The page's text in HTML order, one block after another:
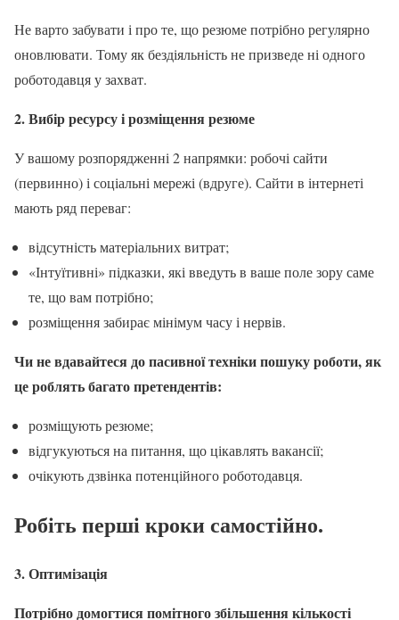
Не варто забувати і про те, що резюме потрібно регулярно
оновлювати. Тому як бездіяльність не призведе ні одного
роботодавця у захват.
2. Вибір ресурсу і розміщення резюме
У вашому розпорядженні 2 напрямки: робочі сайти
(первинно) і соціальні мережі (вдруге). Сайти в інтернеті
мають ряд переваг:
відсутність матеріальних витрат;
«Інтуїтивні» підказки, які введуть в ваше поле зору саме
те, що вам потрібно;
розміщення забирає мінімум часу і нервів.
Чи не вдавайтеся до пасивної техніки пошуку роботи, як
це роблять багато претендентів:
розміщують резюме;
відгукуються на питання, що цікавлять вакансії;
очікують дзвінка потенційного роботодавця.
Робіть перші кроки самостійно.
3. Оптимізація
Потрібно домогтися помітного збільшення кількості